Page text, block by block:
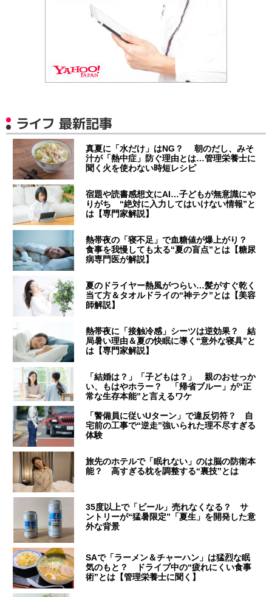
ライフ 最新記事
真夏に「水だけ」はNG？ 朝のだし、みそ
汁が「熱中症」防ぐ理由とは…管理栄養士に
聞く火を使わない時短レシピ
宿題や読書感想文にAI…子どもが無意識にや
りがち “絶対に入力してはいけない情報”と
は【専門家解説】
熱帯夜の「寝不足」で血糖値が爆上がり？
食事を我慢しても太る“夏の盲点”とは【糖尿
病専門医が解説】
夏のドライヤー熱風がつらい…髪がすぐ乾く
当て方＆タオルドライの“神テク”とは【美容
師解説】
熱帯夜に「接触冷感」シーツは逆効果？ 結
局暑い理由＆夏の快眠に導く“意外な寝具”と
は【専門家解説】
「結婚は？」「子どもは？」 親のおせっか
い、もはやホラー？ 「帰省ブルー」が“正
常な生存本能”と言えるワケ
「警備員に従いUターン」で違反切符？ 自
宅前の工事で“逆走”強いられた理不尽すぎる
体験
旅先のホテルで「眠れない」のは脳の防衛本
能？ 高すぎる枕を調整する“裏技”とは
35度以上で「ビール」売れなくなる？ サ
ントリーが“猛暑限定”「夏生」を開発した意
外な背景
SAで「ラーメン＆チャーハン」は猛烈な眠
気のもと？ ドライブ中の“疲れにくい食事
術”とは【管理栄養士に聞く】